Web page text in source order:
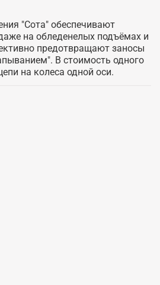
"Сота" обеспечивают
на обледенелых подъёмах и
предотвращают заносы
В стоимость одного
на колеса одной оси.